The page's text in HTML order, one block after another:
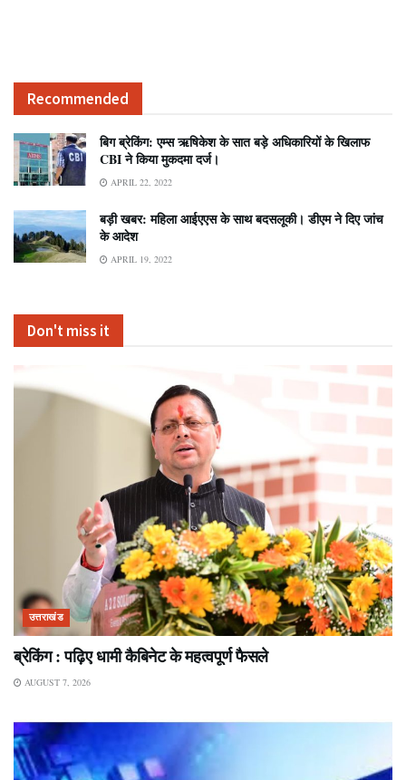
Recommended
बिग ब्रेकिंग: एम्स ऋषिकेश के सात बड़े अधिकारियों के खिलाफ
CBI ने किया मुकदमा दर्ज।
APRIL 22, 2022
बड़ी खबर: महिला आईएएस के साथ बदसलूकी। डीएम ने दिए जांच
के आदेश
APRIL 19, 2022
Don't miss it
उत्तराखंड
ब्रेकिंग : पढ़िए धामी कैबिनेट के महत्वपूर्ण फैसले
AUGUST 7, 2026